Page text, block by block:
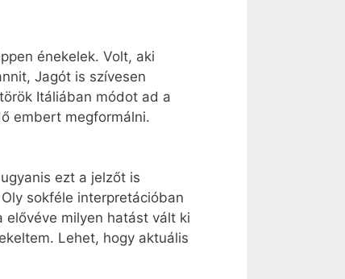
énekelek. Volt, aki
Jagót is szívesen
Itáliában módot ad a
embert megformálni.
ezt a jelzőt is
sokféle interpretációban
elővéve milyen hatást vált ki
Lehet, hogy aktuális